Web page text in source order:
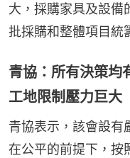
大，採購家具及設備
批採購和整體項目統
青協：所有決策
工地限制壓力巨大
青協表示，該會設有
在公平的前提下，按